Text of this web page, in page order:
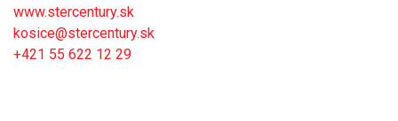
www.stercentury.sk
kosice@stercentury.sk
+421 55 622 12 29